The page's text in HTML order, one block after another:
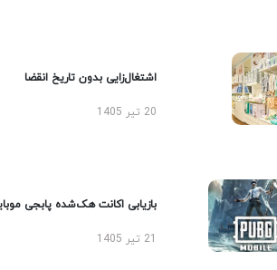
اشتغال‌زایی بدون تاریخ انقضا
20 تیر 1405
بازیابی اکانت هک‌شده پابجی موبایل